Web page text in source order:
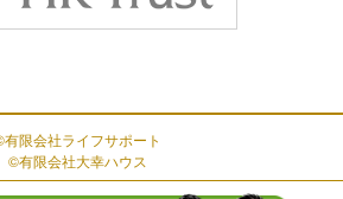
限会社ライフサポート
©有限会社大幸ハウス